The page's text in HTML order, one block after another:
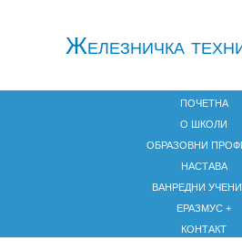
Железничкa
ПОЧЕТНА
О ШКОЛИ
ОБРАЗОВНИ
НАСТАВА
ВАНРЕДНИ
ЕРАЗМУС +
КОНТАКТ